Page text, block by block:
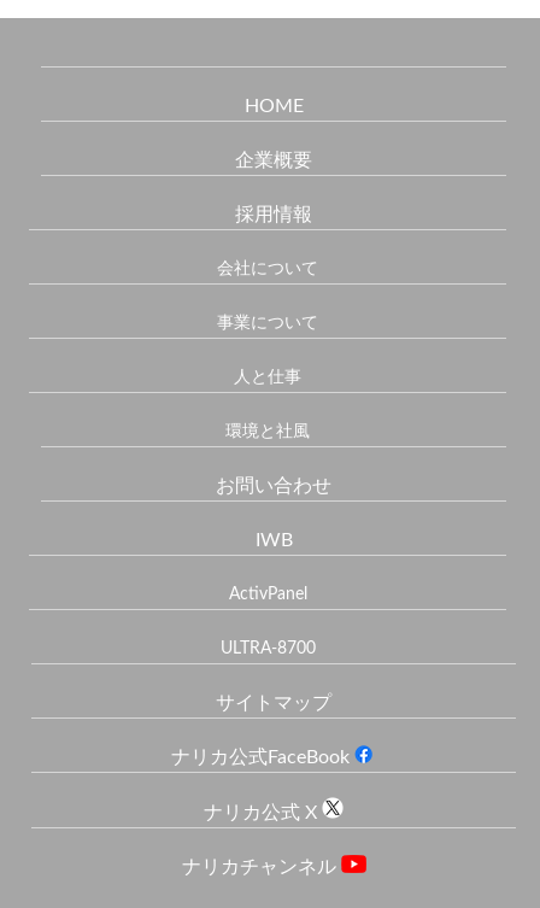
HOME
企業概要
採用情報
会社について
事業について
人と仕事
環境と社風
お問い合わせ
IWB
ActivPanel
ULTRA-8700
サイトマップ
ナリカ公式FaceBook
ナリカ公式 X
ナリカチャンネル